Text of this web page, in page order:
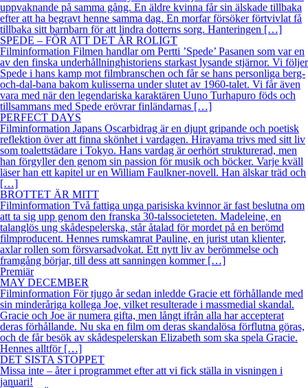
uppvaknande på samma gång. En äldre kvinna får sin älskade tillbaka
efter att ha begravt henne samma dag. En morfar försöker förtvivlat få
tillbaka sitt barnbarn för att lindra dotterns sorg. Hanteringen […]
SPEDE – FÖR ATT DET ÄR ROLIGT
Filminformation Filmen handlar om Pertti ’Spede’ Pasanen som var en
av den finska underhållninghistoriens starkast lysande stjärnor. Vi följer
Spede i hans kamp mot filmbranschen och får se hans personliga berg-
och-dal-bana bakom kulisserna under slutet av 1960-talet. Vi får även
vara med när den legendariska karaktären Uuno Turhapuro föds och
tillsammans med Spede erövrar finländarnas […]
PERFECT DAYS
Filminformation Japans Oscarbidrag är en djupt gripande och poetisk
reflektion över att finna skönhet i vardagen. Hirayama trivs med sitt liv
som toalettstädare i Tokyo. Hans vardag är oerhört strukturerad, men
han förgyller den genom sin passion för musik och böcker. Varje kväll
läser han ett kapitel ur en William Faulkner-novell. Han älskar träd och
[…]
BROTTET ÄR MITT
Filminformation Två fattiga unga parisiska kvinnor är fast beslutna om
att ta sig upp genom den franska 30-talssocieteten. Madeleine, en
talanglös ung skådespelerska, står åtalad för mordet på en berömd
filmproducent. Hennes rumskamrat Pauline, en jurist utan klienter,
axlar rollen som försvarsadvokat. Ett nytt liv av berömmelse och
framgång börjar, till dess att sanningen kommer […]
Premiär
MAY DECEMBER
Filminformation För tjugo år sedan inledde Gracie ett förhållande med
sin minderåriga kollega Joe, vilket resulterade i massmedial skandal.
Gracie och Joe är numera gifta, men långt ifrån alla har accepterat
deras förhållande. Nu ska en film om deras skandalösa förflutna göras,
och de får besök av skådespelerskan Elizabeth som ska spela Gracie.
Hennes alltför […]
DET SISTA STOPPET
Missa inte – åter i programmet efter att vi fick ställa in visningen i
januari!